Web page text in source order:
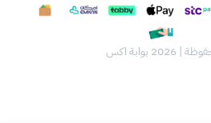
| 2026 بوابة اكس